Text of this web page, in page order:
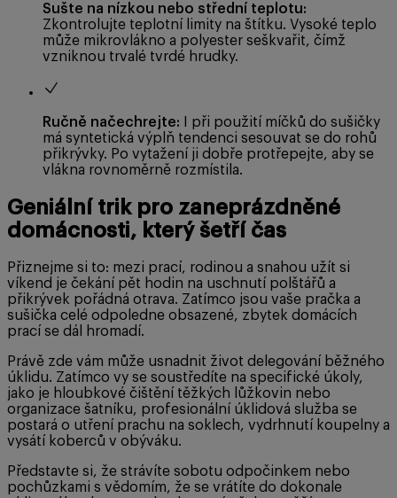
Sušte na nízkou nebo střední teplotu:
Zkontrolujte teplotní limity na štítku. Vysoké teplo
může mikrovlákno a polyester seškvařit, čímž
vzniknou trvalé tvrdé hrudky.
Ručně načechrejte: I při použití míčků do sušičky
má syntetická výplň tendenci sesouvat se do rohů
přikrývky. Po vytažení ji dobře protřepejte, aby se
vlákna rovnoměrně rozmístila.
Geniální trik pro zaneprázdněné
domácnosti, který šetří čas
Přiznejme si to: mezi prací, rodinou a snahou užít si
víkend je čekání pět hodin na uschnutí polštářů a
přikrývek pořádná otrava. Zatímco jsou vaše pračka a
sušička celé odpoledne obsazené, zbytek domácích
prací se dál hromadí.
Právě zde vám může usnadnit život delegování běžného
úklidu. Zatímco vy se soustředíte na specifické úkoly,
jako je hloubkové čištění těžkých lůžkovin nebo
organizace šatníku, profesionální úklidová služba se
postará o utření prachu na soklech, vydrhnutí koupelny a
vysátí koberců v obýváku.
Představte si, že strávíte sobotu odpočinkem nebo
pochůzkami s vědomím, že se vrátíte do dokonale